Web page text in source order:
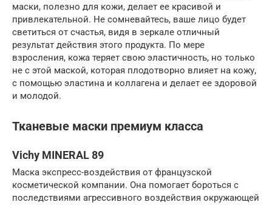
маски, полезно для кожи, делает ее красивой и
привлекательной. Не сомневайтесь, ваше лицо будет
светиться от счастья, видя в зеркале отличный
результат действия этого продукта. По мере
взросления, кожа теряет свою эластичность, но только
не с этой маской, которая плодотворно влияет на кожу,
с помощью эластина и коллагена и делает ее здоровой
и молодой.
Тканевые маски премиум класса
Vichy MINERAL 89
Маска экспресс-воздействия от французской
косметической компании. Она помогает бороться с
последствиями агрессивного воздействия окружающей